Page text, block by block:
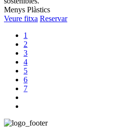
Menys Plàstics
Veure fitxa Reservar
1
2
3
4
5
6
7